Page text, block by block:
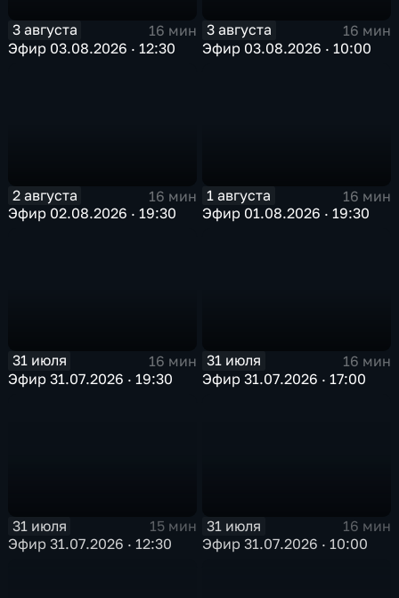
3 августа
16 мин
Эфир 03.08.2026 · 12:30
3 августа
16 мин
Эфир 03.08.2026 · 10:00
2 августа
16 мин
Эфир 02.08.2026 · 19:30
1 августа
16 мин
Эфир 01.08.2026 · 19:30
31 июля
16 мин
Эфир 31.07.2026 · 19:30
31 июля
16 мин
Эфир 31.07.2026 · 17:00
31 июля
15 мин
Эфир 31.07.2026 · 12:30
31 июля
16 мин
Эфир 31.07.2026 · 10:00